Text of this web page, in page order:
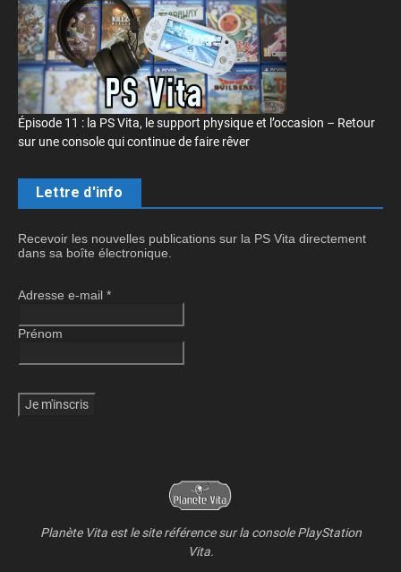
Épisode 11 : la PS Vita, le support physique et l’occasion – Retour
sur une console qui continue de faire rêver
Lettre d'info
Recevoir les nouvelles publications sur la PS Vita directement
dans sa boîte électronique.
Adresse e-mail *
Prénom
Planète Vita est le site référence sur la console PlayStation
Vita.